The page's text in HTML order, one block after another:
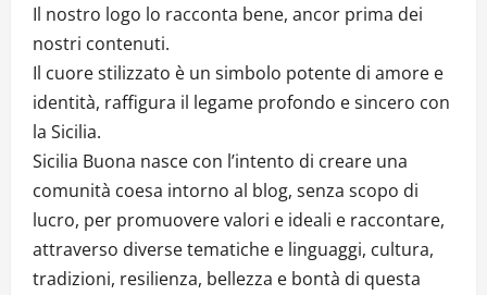
Il nostro logo lo racconta bene, ancor prima dei
nostri contenuti.
Il cuore stilizzato è un simbolo potente di amore e
identità, raffigura il legame profondo e sincero con
la Sicilia.
Sicilia Buona nasce con l’intento di creare una
comunità coesa intorno al blog, senza scopo di
lucro, per promuovere valori e ideali e raccontare,
attraverso diverse tematiche e linguaggi, cultura,
tradizioni, resilienza, bellezza e bontà di questa